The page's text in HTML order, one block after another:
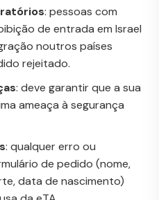
: pessoas com
de entrada em Israel
noutros países
rejeitado.
: deve garantir que a sua
ameaça à segurança
: qualquer erro ou
de pedido (nome,
data de nascimento)